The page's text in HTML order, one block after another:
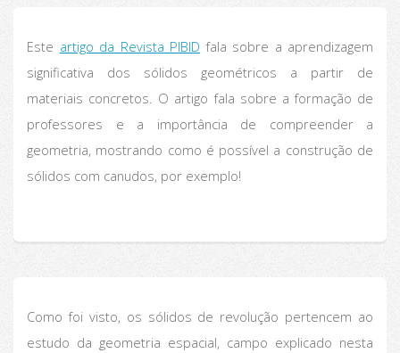
Este artigo da Revista PIBID fala sobre a aprendizagem
significativa dos sólidos geométricos a partir de
materiais concretos. O artigo fala sobre a formação de
professores e a importância de compreender a
geometria, mostrando como é possível a construção de
sólidos com canudos, por exemplo!
Como foi visto, os sólidos de revolução pertencem ao
estudo da geometria espacial, campo explicado nesta